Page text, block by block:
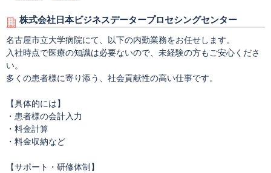
株式会社日本ビジネスデータープロセシングセンター
名古屋市立大学病院にて、以下の内勤業務をお任せします。
入社時点で医療の知識は必要ないので、未経験の方もご安心くださ
い。
多くの患者様に寄り添う、社会貢献性の高い仕事です。
【具体的には】
・患者様の会計入力
・料金計算
・料金収納など
【サポート・研修体制】